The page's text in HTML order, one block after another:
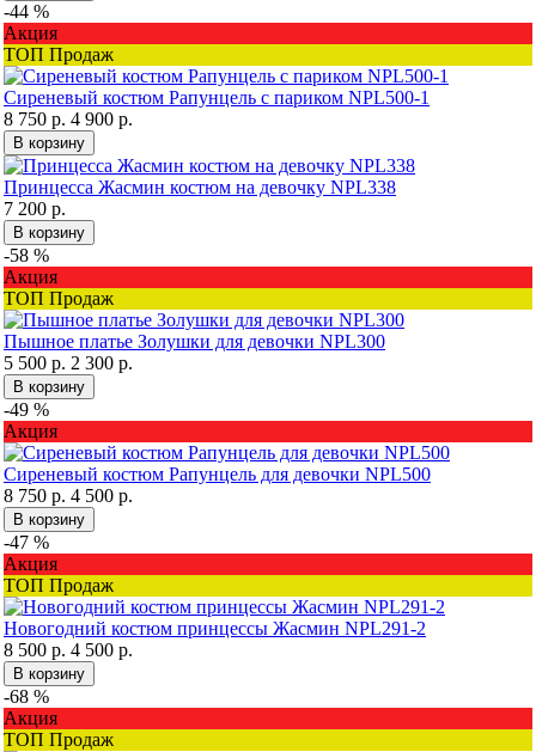
-44 %
Акция
ТОП Продаж
Сиреневый костюм Рапунцель с париком NPL500-1
8 750 р. 4 900 р.
В корзину
Принцесса Жасмин костюм на девочку NPL338
7 200 р.
В корзину
-58 %
Акция
ТОП Продаж
Пышное платье Золушки для девочки NPL300
5 500 р. 2 300 р.
В корзину
-49 %
Акция
Сиреневый костюм Рапунцель для девочки NPL500
8 750 р. 4 500 р.
В корзину
-47 %
Акция
ТОП Продаж
Новогодний костюм принцессы Жасмин NPL291-2
8 500 р. 4 500 р.
В корзину
-68 %
Акция
ТОП Продаж